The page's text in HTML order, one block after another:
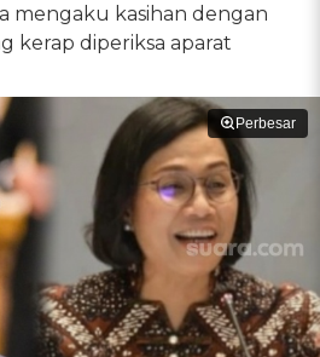
mengaku kasihan dengan
kerap diperiksa aparat
Perbesar